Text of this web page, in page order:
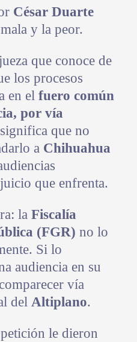
César Duarte
y la peor.
que conoce de
los procesos
en el fuero común
por vía
que no
a Chihuahua
que enfrenta.
la Fiscalía
(FGR) no lo
Si lo
audiencia en su
vía
del Altiplano.
le dieron